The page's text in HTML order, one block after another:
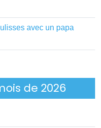
avec un papa
de 2026